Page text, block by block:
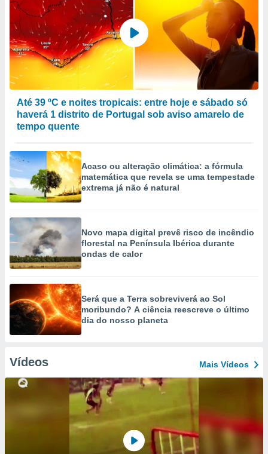
Até 39 ºC e noites tropicais: entre hoje e sábado só
haverá 1 distrito de Portugal sob aviso amarelo de
tempo quente
Acaso ou alteração climática: a fórmula
matemática que revela se uma tempestade
extrema já não é natural
Novo mapa digital prevê risco de incêndio
florestal na Península Ibérica durante
ondas de calor
Será que a Terra sobreviverá ao Sol
moribundo? A ciência reescreve o último
dia do nosso planeta
Vídeos Mais Vídeos